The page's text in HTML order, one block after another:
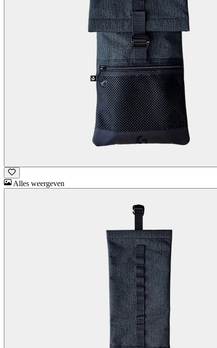
Alles weergeven